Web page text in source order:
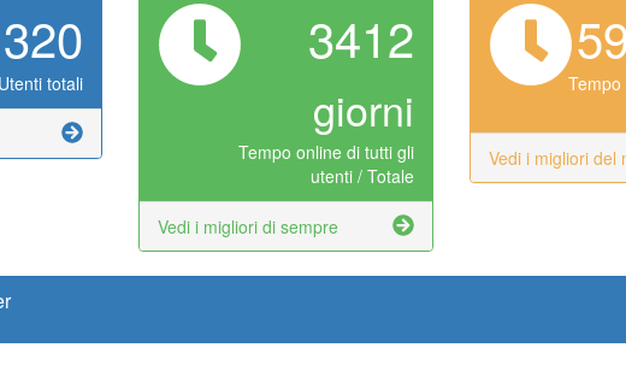
Utenti totali
3412
giorni
Tempo online di tutti gli
utenti / Totale
Vedi i migliori di sempre
Vedi i migliori del